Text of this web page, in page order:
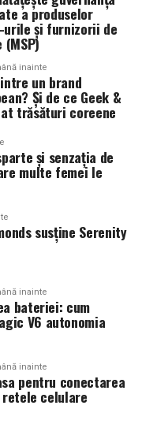
autentice.
sticlă
mai calde și
atmosferă complet
lemnul de santal
zilele petrecute la
Este un
cu confortul
ideal pentru serile
din parfumeria
cu Givaudan și
a produselor
urile și furnizorii de
inainte
un brand
Și de ce Geek &
trăsături coreene
și senzația de
multe femei le
susține Serenity
inainte
bateriei: cum
V6 autonomia
inainte
pentru conectarea
celulare